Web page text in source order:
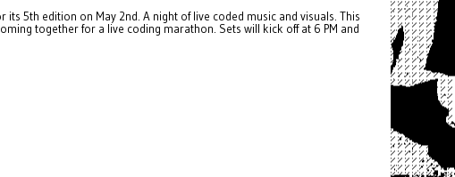
its 5th edition on May 2nd. A night of live coded music and visuals. This
together for a live coding marathon. Sets will kick off at 6 PM and